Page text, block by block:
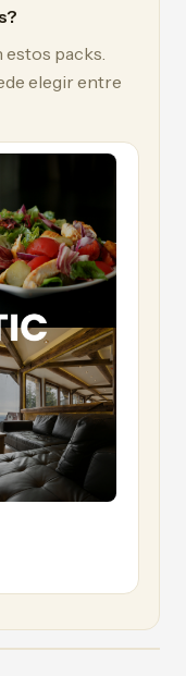
estos packs.
elegir entre